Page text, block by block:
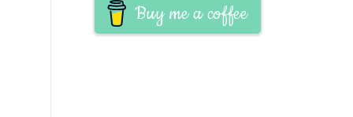
Buy me a coffee